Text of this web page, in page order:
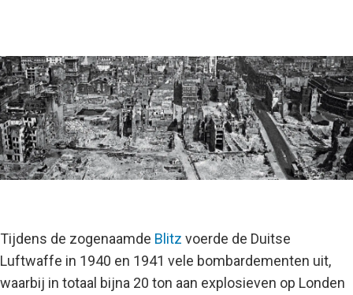
Tijdens de zogenaamde Blitz voerde de Duitse
Luftwaffe in 1940 en 1941 vele bombardementen uit,
waarbij in totaal bijna 20 ton aan explosieven op Londen